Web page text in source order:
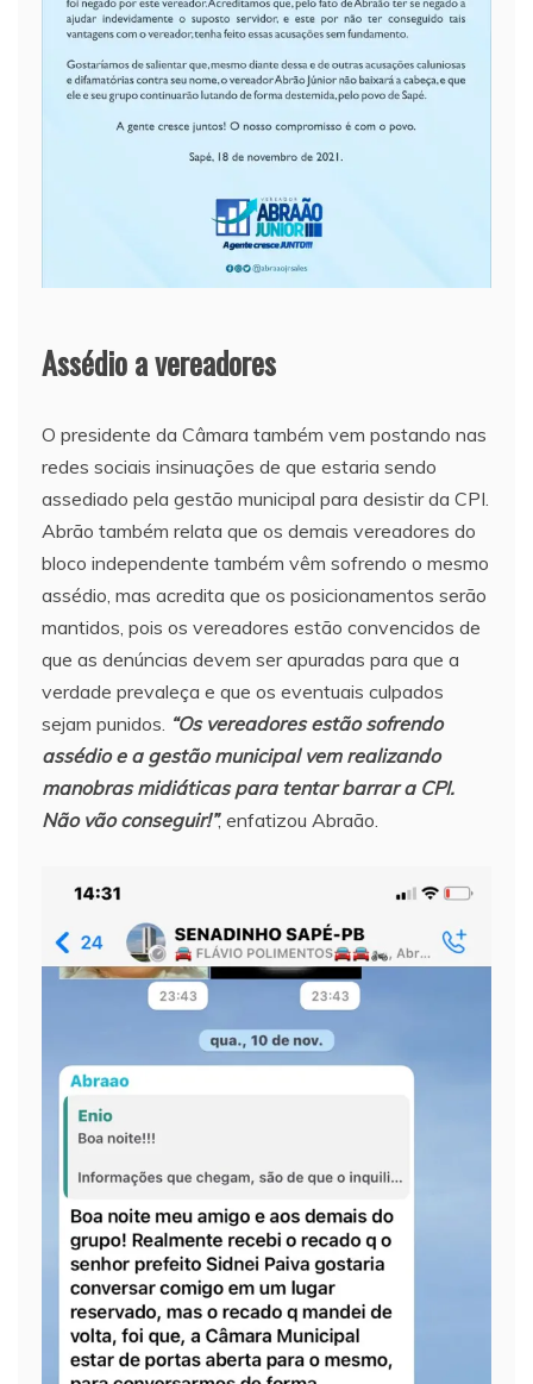
Assédio a vereadores
O presidente da Câmara também vem postando nas
redes sociais insinuações de que estaria sendo
assediado pela gestão municipal para desistir da CPI.
Abrão também relata que os demais vereadores do
bloco independente também vêm sofrendo o mesmo
assédio, mas acredita que os posicionamentos serão
mantidos, pois os vereadores estão convencidos de
que as denúncias devem ser apuradas para que a
verdade prevaleça e que os eventuais culpados
sejam punidos. “Os vereadores estão sofrendo
assédio e a gestão municipal vem realizando
manobras midiáticas para tentar barrar a CPI.
Não vão conseguir!”, enfatizou Abraão.